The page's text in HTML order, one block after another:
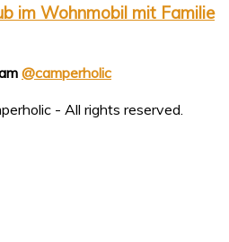
im Wohnmobil mit Familie
@camperholic
- All rights reserved.